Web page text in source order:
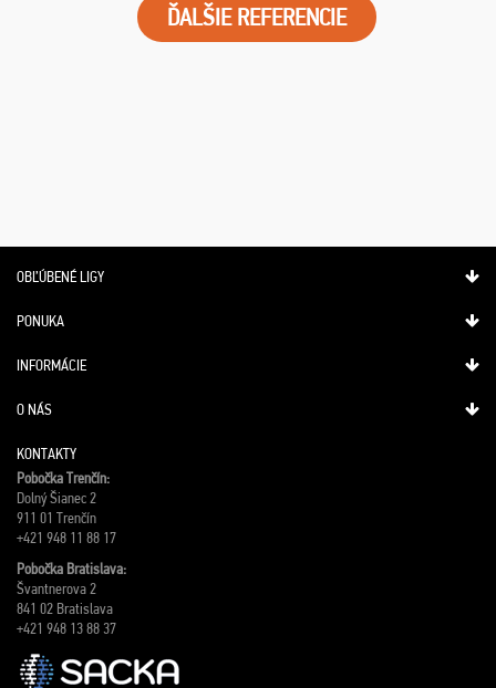
ĎALŠIE REFERENCIE
OBĽÚBENÉ LIGY
PONUKA
INFORMÁCIE
O NÁS
KONTAKTY
Pobočka Trenčín:
Dolný Šianec 2
911 01 Trenčín
+421 948 11 88 17
Pobočka Bratislava:
Švantnerova 2
841 02 Bratislava
+421 948 13 88 37